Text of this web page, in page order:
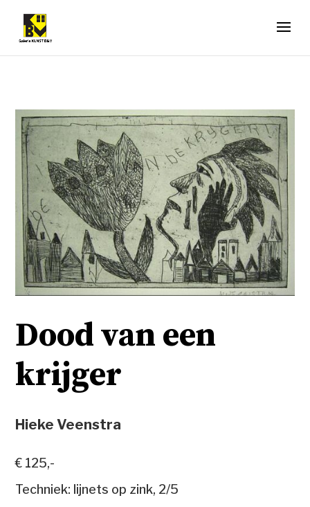
Dood van een
krijger
Hieke Veenstra
€ 125,-
Techniek: lijnets op zink, 2/5